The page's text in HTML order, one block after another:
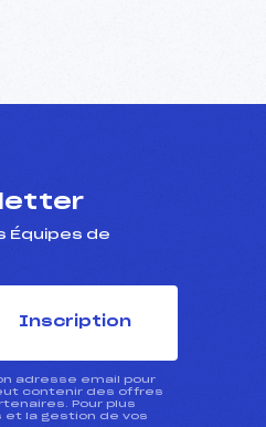
Équipes de
Inscription
adresse email pour
contenir des offres
Pour plus
et la gestion de vos